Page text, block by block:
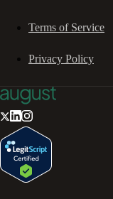
Terms of Service
Privacy Policy